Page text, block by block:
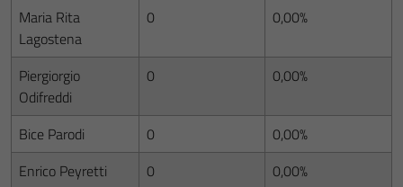
Maria Rita
Lagostena
0 0,00%
Piergiorgio
Odifreddi
0 0,00%
Bice Parodi 0
0,00%
Enrico Peyretti
0
0,00%